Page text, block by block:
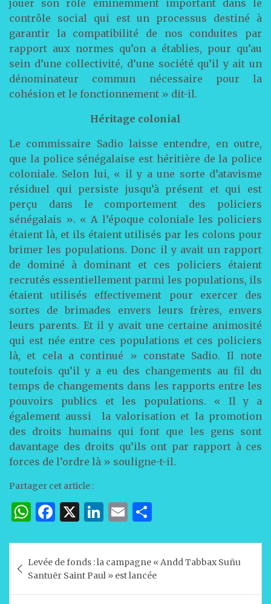
jouer son rôle éminemment important dans le
contrôle social qui est un processus destiné à
garantir la compatibilité de nos conduites par
rapport aux normes qu’on a établies, pour qu’au
sein d’une collectivité, d’une société qu’il y ait un
dénominateur commun nécessaire pour la
cohésion et le fonctionnement » dit-il.
Héritage colonial
Le commissaire Sadio laisse entendre, en outre,
que la police sénégalaise est héritière de la police
coloniale. Selon lui, « il y a une sorte d’atavisme
résiduel qui persiste jusqu’à présent et qui est
perçu dans le comportement des policiers
sénégalais ». « A l’époque coloniale les policiers
étaient là, et ils étaient utilisés par les colons pour
brimer les populations. Donc il y avait un rapport
de dominé à dominant et ces policiers étaient
recrutés essentiellement parmi les populations, ils
étaient utilisés effectivement pour exercer des
sortes de brimades envers leurs frères, envers
leurs parents. Et il y avait une certaine animosité
qui est née entre ces populations et ces policiers
là, et cela a continué » constate Sadio. Il note
toutefois qu’il y a eu des changements au fil du
temps de changements dans les rapports entre les
pouvoirs publics et les populations. « Il y a
également aussi la valorisation et la promotion
des droits humains qui font que les gens sont
davantage des droits qu’ils ont par rapport à ces
forces de l’ordre là » souligne-t-il.
Partager cet article :
W
at
s
A
F
c
e
b
X
Li
k
e
dI
E
ai
l
ta
g
er
de
l’article
Levée de fonds : la campagne « Andd Tabbax Suñu
Santuēr Saint Paul » est lancée